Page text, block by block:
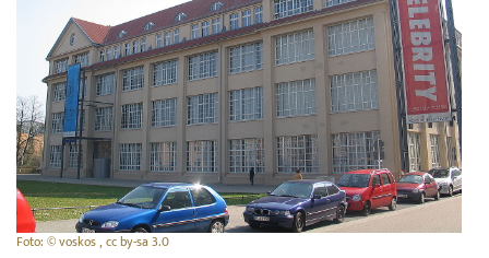
Foto: © voskos , cc by-sa 3.0